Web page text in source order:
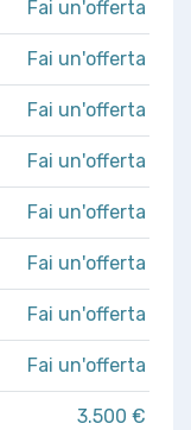
Fai un'offerta
Fai un'offerta
Fai un'offerta
Fai un'offerta
Fai un'offerta
Fai un'offerta
Fai un'offerta
Fai un'offerta
3.500 €